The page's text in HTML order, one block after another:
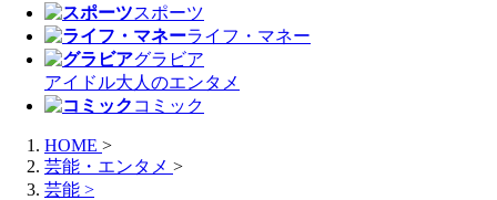
スポーツ
ライフ・マネー
グラビア
アイドル大人のエンタメ
コミック
HOME >
芸能・エンタメ >
芸能 >